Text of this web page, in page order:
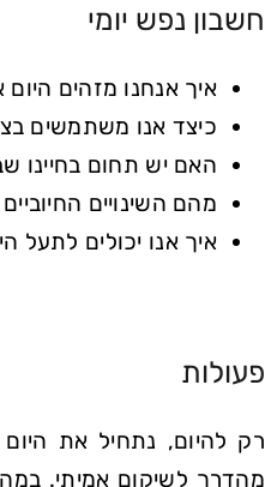
חשבון נפש יומי
איך אנחנו מזהים
כיצד אנו משתמשים
האם יש תחום בחיינו
מהם השינויים
איך אנו יכולים לתעל
פעולות
רק להיום, נתחיל את
מהדרך לשיקום אמיתי.